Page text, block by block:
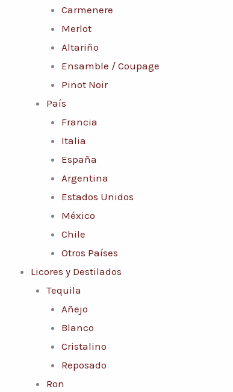
Carmenere
Merlot
Altariño
Ensamble / Coupage
Pinot Noir
País
Francia
Italia
España
Argentina
Estados Unidos
México
Chile
Otros Países
Licores y Destilados
Tequila
Añejo
Blanco
Cristalino
Reposado
Ron